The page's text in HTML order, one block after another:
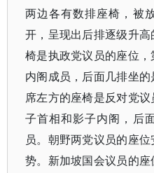
两边各有数排座椅，被
开，呈现出后排逐级升
椅是执政党议员的座位
内阁成员，后面几排坐
席左方的座椅是反对党
子首相和影子内阁，后
员。朝野两党议员的座
势。新加坡国会议员的